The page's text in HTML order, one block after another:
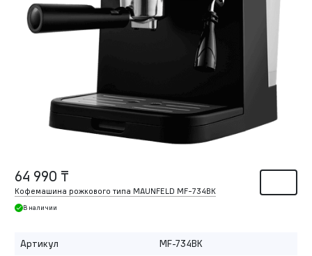
64 990 ₸
Кофемашина рожкового типа MAUNFELD MF-734BK
В наличии
Артикул
MF-734BK